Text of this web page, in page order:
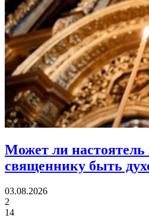
Может ли настоятель
священнику быть
03.08.2026
2
14